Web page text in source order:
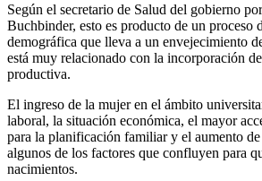
Según el secretario de Salud del gobierno
Buchbinder, esto es producto de un proceso
demográfica que lleva a un envejecimiento
está muy relacionado con la incorporación
productiva.
El ingreso de la mujer en el ámbito
laboral, la situación económica, el mayor
para la planificación familiar y el aumento
algunos de los factores que confluyen para
nacimientos.